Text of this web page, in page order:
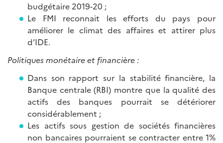
budgétaire 2019-20 ;
Le FMI reconnait les efforts du pays pour
améliorer le climat des affaires et attirer plus
d’IDE.
Politiques monétaire et financière :
Dans son rapport sur la stabilité financière, la
Banque centrale (RBI) montre que la qualité des
actifs des banques pourrait se détériorer
considérablement ;
Les actifs sous gestion de sociétés financières
non bancaires pourraient se contracter entre 1%